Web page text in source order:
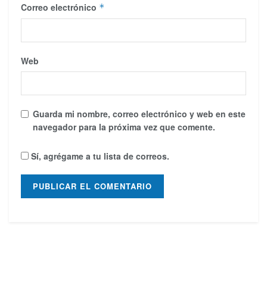
Correo electrónico *
Web
Guarda mi nombre, correo electrónico y web en este
navegador para la próxima vez que comente.
Sí, agrégame a tu lista de correos.